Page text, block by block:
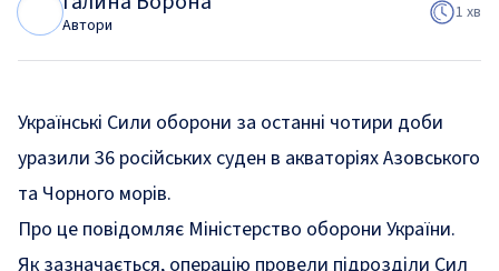
Автори
1 хв
Українські Сили оборони за останні чотири доби
уразили 36 російських суден в акваторіях Азовського
та Чорного морів.
Про це повідомляє Міністерство оборони України.
Як зазначається, операцію провели підрозділи Сил